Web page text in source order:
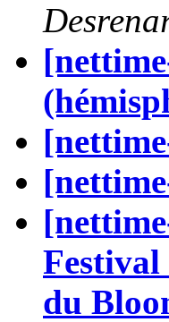
Festival
du